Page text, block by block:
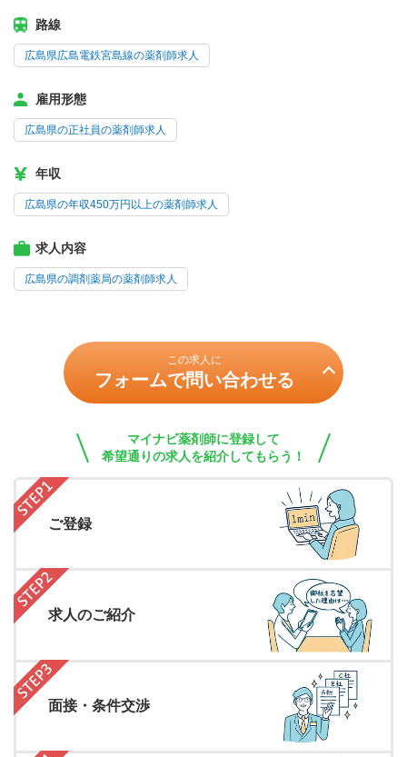
路線
広島県広島電鉄宮島線の薬剤師求人
雇用形態
広島県の正社員の薬剤師求人
年収
広島県の年収450万円以上の薬剤師求人
求人内容
広島県の調剤薬局の薬剤師求人
この求人に
フォームで問い合わせる
マイナビ薬剤師に登録して
希望通りの求人を紹介してもらう！
ご登録
求人のご紹介
面接・条件交渉